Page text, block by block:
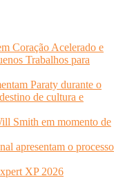
Coração Acelerado e
Trabalhos para
Paraty durante o
de cultura e
Smith em momento de
apresentam o processo
XP 2026